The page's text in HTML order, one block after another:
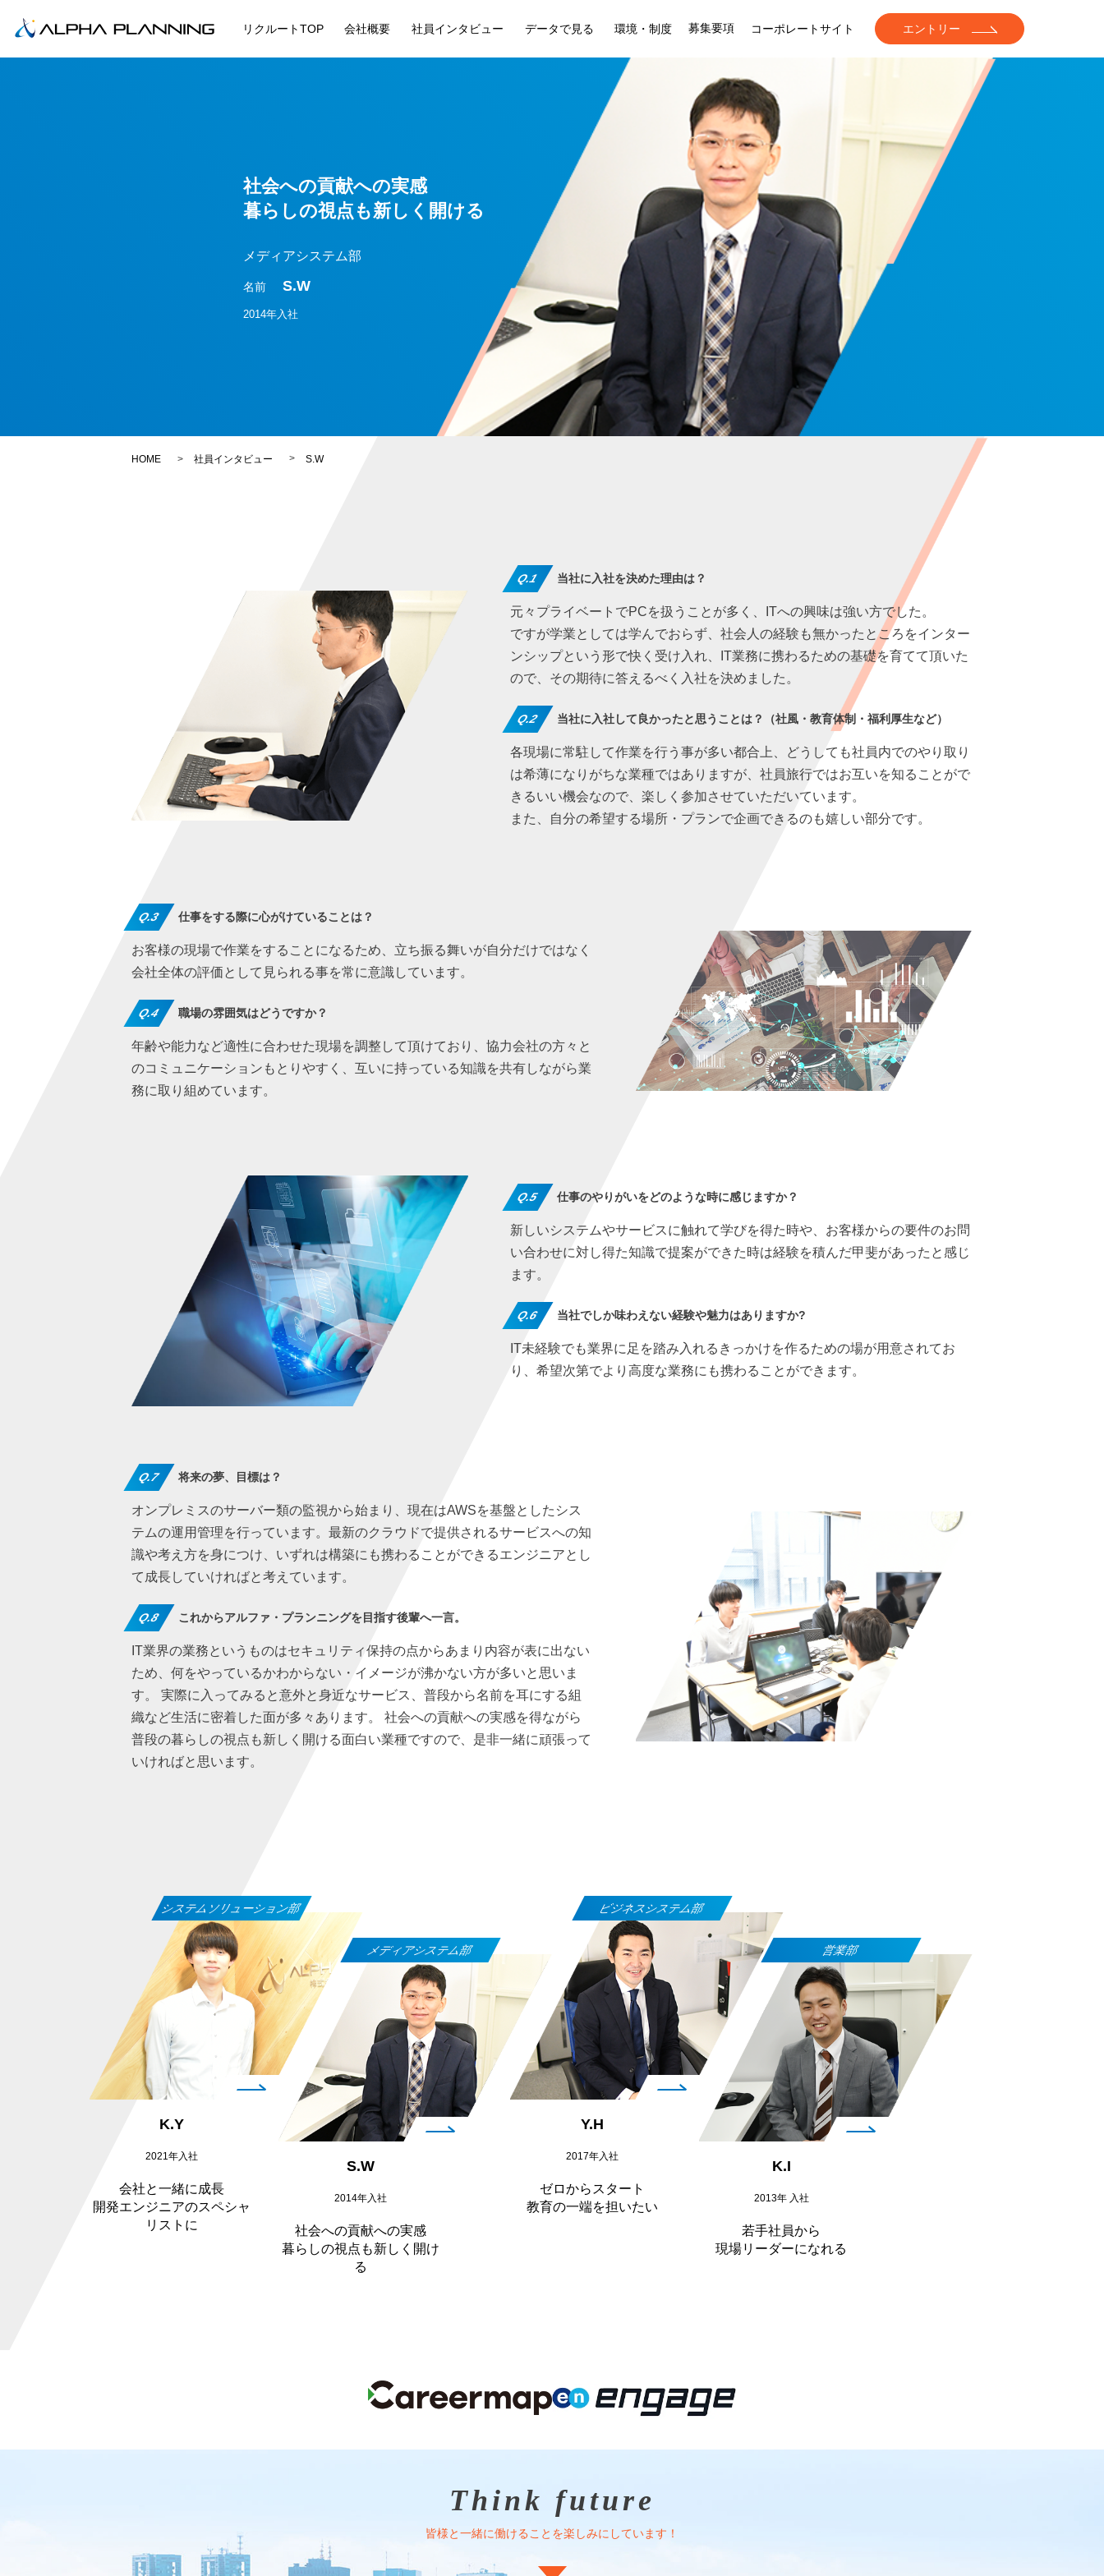
リクルートTOP 会社概要 社員インタビュー データで見る 環境・制度 募集要項 コーポレートサイト エントリー
社会への貢献への実感
暮らしの視点も新しく開ける
メディアシステム部
名前 S.W
2014年入社
HOME 社員インタビュー S.W
Q.1 当社に入社を決めた理由は？
元々プライベートでPCを扱うことが多く、ITへの興味は強い方でした。
ですが学業としては学んでおらず、社会人の経験も無かったところをインター
ンシップという形で快く受け入れ、IT業務に携わるための基礎を育てて頂いた
ので、その期待に答えるべく入社を決めました。
Q.2 当社に入社して良かったと思うことは？（社風・教育体制・福利厚生など）
各現場に常駐して作業を行う事が多い都合上、どうしても社員内でのやり取り
は希薄になりがちな業種ではありますが、社員旅行ではお互いを知ることがで
きるいい機会なので、楽しく参加させていただいています。
また、自分の希望する場所・プランで企画できるのも嬉しい部分です。
Q.3 仕事をする際に心がけていることは？
お客様の現場で作業をすることになるため、立ち振る舞いが自分だけではなく
会社全体の評価として見られる事を常に意識しています。
Q.4 職場の雰囲気はどうですか？
年齢や能力など適性に合わせた現場を調整して頂けており、協力会社の方々と
のコミュニケーションもとりやすく、互いに持っている知識を共有しながら業
務に取り組めています。
Q.5 仕事のやりがいをどのような時に感じますか？
新しいシステムやサービスに触れて学びを得た時や、お客様からの要件のお問
い合わせに対し得た知識で提案ができた時は経験を積んだ甲斐があったと感じ
ます。
Q.6 当社でしか味わえない経験や魅力はありますか?
IT未経験でも業界に足を踏み入れるきっかけを作るための場が用意されてお
り、希望次第でより高度な業務にも携わることができます。
Q.7 将来の夢、目標は？
オンプレミスのサーバー類の監視から始まり、現在はAWSを基盤としたシス
テムの運用管理を行っています。最新のクラウドで提供されるサービスへの知
識や考え方を身につけ、いずれは構築にも携わることができるエンジニアとし
て成長していければと考えています。
Q.8 これからアルファ・プランニングを目指す後輩へ一言。
IT業界の業務というものはセキュリティ保持の点からあまり内容が表に出ない
ため、何をやっているかわからない・イメージが沸かない方が多いと思いま
す。 実際に入ってみると意外と身近なサービス、普段から名前を耳にする組
織など生活に密着した面が多々あります。 社会への貢献への実感を得ながら
普段の暮らしの視点も新しく開ける面白い業種ですので、是非一緒に頑張って
いければと思います。
K.Y
2021年入社
会社と一緒に成長
開発エンジニアのスペシャ
リストに
システムソリューション部
S.W
2014年入社
社会への貢献への実感
暮らしの視点も新しく開け
る
メディアシステム部
Y.H
2017年入社
ゼロからスタート
教育の一端を担いたい
ビジネスシステム部
K.I
2013年 入社
若手社員から
現場リーダーになれる
営業部
Think future
皆様と一緒に働けることを楽しみにしています！